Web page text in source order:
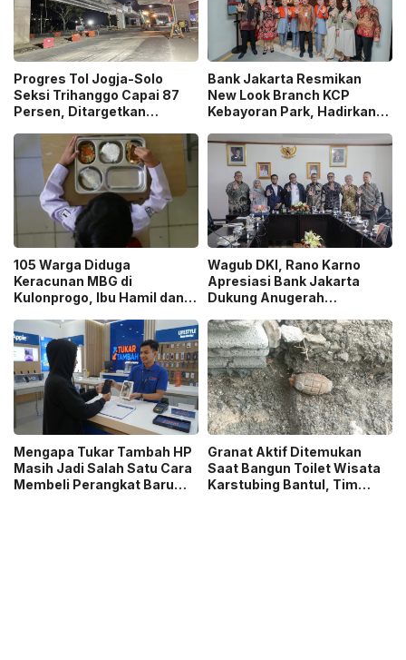
Progres Tol Jogja-Solo
Seksi Trihanggo Capai 87
Persen, Ditargetkan
Bawen Agustus 2026
Bank Jakarta Resmikan
New Look Branch KCP
Kebayoran Park, Hadirkan
Modern
105 Warga Diduga
Keracunan MBG di
Kulonprogo, Ibu Hamil dan
Terdampak
Wagub DKI, Rano Karno
Apresiasi Bank Jakarta
Dukung Anugerah
Dorong Karya Berkualitas
Sambut 5 Abad Jakarta
Mengapa Tukar Tambah HP
Masih Jadi Salah Satu Cara
Membeli Perangkat Baru
Granat Aktif Ditemukan
Saat Bangun Toilet Wisata
Karstubing Bantul, Tim